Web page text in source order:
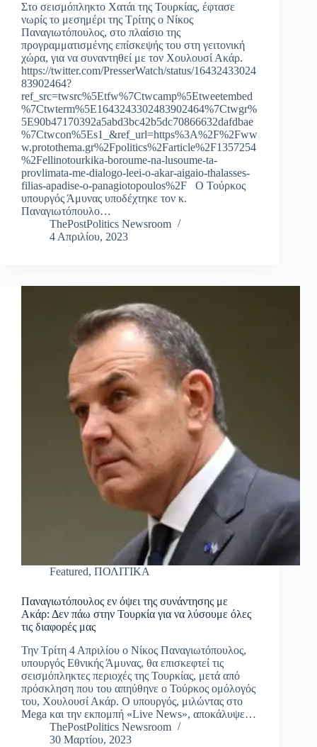
Στο σεισμόπληκτο Χατάι της Τουρκίας, έφτασε
νωρίς το μεσημέρι της Τρίτης ο Νίκος
Παναγιωτόπουλος, στο πλαίσιο της
προγραμματισμένης επίσκεψής του στη γειτονική
χώρα, για να συναντηθεί με τον Χουλουσί Ακάρ.
https://twitter.com/PresserWatch/status/16432433024
83902464?
ref_src=twsrc%5Etfw%7Ctwcamp%5Etweetembed
%7Ctwterm%5E1643243302483902464%7Ctwgr%
5E90b47170392a5abd3bc42b5dc70866632dafdbae
%7Ctwcon%5Es1_&ref_url=https%3A%2F%2Fww
w.protothema.gr%2Fpolitics%2Farticle%2F1357254
%2Fellinotourkika-boroume-na-lusoume-ta-
provlimata-me-dialogo-leei-o-akar-aigaio-thalasses-
filias-apadise-o-panagiotopoulos%2F Ο Τούρκος
υπουργός Άμυνας υποδέχτηκε τον κ.
Παναγιωτόπουλο…
ThePostPolitics Newsroom
4 Απριλίου, 2023
Featured, ΠΟΛΙΤΙΚΑ
Παναγιωτόπουλος εν όψει της συνάντησης με
Ακάρ: Δεν πάω στην Τουρκία για να λύσουμε όλες
τις διαφορές μας
Την Τρίτη 4 Απριλίου ο Νίκος Παναγιωτόπουλος,
υπουργός Εθνικής Άμυνας, θα επισκεφτεί τις
σεισμόπληκτες περιοχές της Τουρκίας, μετά από
πρόσκληση που του απηύθηνε ο Τούρκος ομόλογός
του, Χουλουσί Ακάρ. Ο υπουργός, μιλώντας στο
Mega και την εκπομπή «Live News», αποκάλυψε…
ThePostPolitics Newsroom
30 Μαρτίου, 2023